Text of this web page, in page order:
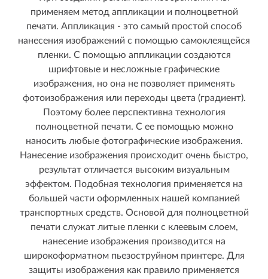
применяем метод аппликации и полноцветной
печати. Аппликация - это самый простой способ
нанесения изображений с помощью самоклеящейся
пленки. С помощью аппликации создаются
шрифтовые и несложные графические
изображения, но она не позволяет применять
фотоизображения или переходы цвета (градиент).
Поэтому более перспективна технология
полноцветной печати. С ее помощью можно
наносить любые фотографические изображения.
Нанесение изображения происходит очень быстро,
результат отличается высоким визуальным
эффектом. Подобная технология применяется на
большей части оформленных нашей компанией
транспортных средств. Основой для полноцветной
печати служат литые пленки с клеевым слоем,
нанесение изображения производится на
широкоформатном пьезоструйном принтере. Для
защиты изображения как правило применяется